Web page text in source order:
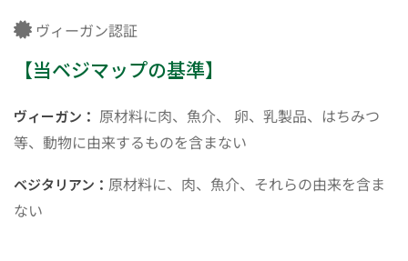
ヴィーガン認証
【当ベジマップの基準】
ヴィーガン： 原材料に肉、魚介、 卵、乳製品、はちみつ
等、動物に由来するものを含まない
ベジタリアン： 原材料に、肉、魚介、それらの由来を含ま
ない